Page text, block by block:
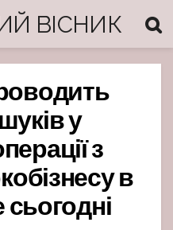
ВІСНИК
у
з
в
сьогодні